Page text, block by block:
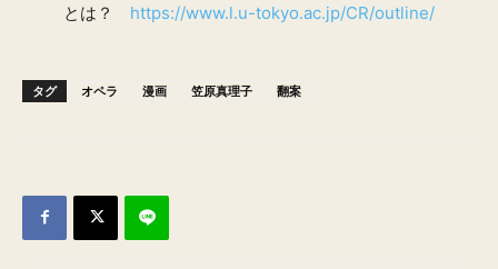
とは？ https://www.l.u-tokyo.ac.jp/CR/outline/
タグ オペラ 漫画 笠原真理子 翻案